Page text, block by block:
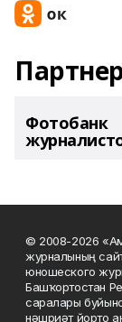
Фотобанк
© 2008-2026
журналының
юношеского
Башҡортостан
саралары
нәшриәт йорто